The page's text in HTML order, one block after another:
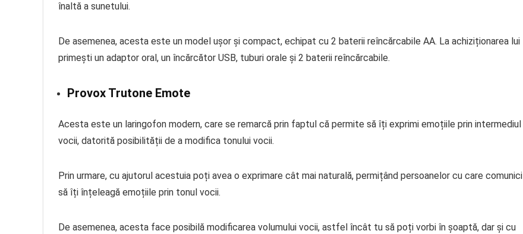
înaltă a sunetului.
De asemenea, acesta este un model ușor și compact, echipat cu 2 baterii reîncărcabile AA. La achiziționarea lui
primești un adaptor oral, un încărcător USB, tuburi orale și 2 baterii reîncărcabile.
Provox Trutone Emote
Acesta este un laringofon modern, care se remarcă prin faptul că permite să îți exprimi emoțiile prin intermediul
vocii, datorită posibilității de a modifica tonului vocii.
Prin urmare, cu ajutorul acestuia poți avea o exprimare cât mai naturală, permițând persoanelor cu care comunici
să îți înțeleagă emoțiile prin tonul vocii.
De asemenea, acesta face posibilă modificarea volumului vocii, astfel încât tu să poți vorbi în șoaptă, dar și cu